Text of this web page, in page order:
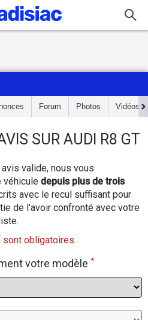
Forum Photos Vidéos
SUR AUDI R8 GT
valide, nous vous
véhicule depuis plus de trois
avec le recul suffisant pour
de l'avoir confronté avec votre
sont obligatoires.
votre modèle *